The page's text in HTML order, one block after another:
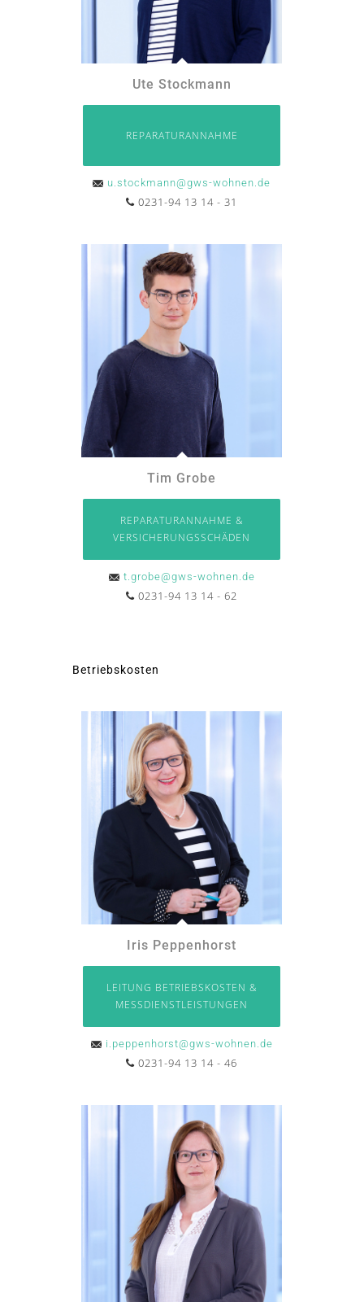
Ute Stockmann
REPARATURANNAHME
u.stockmann@gws-wohnen.de
0231-94 13 14 - 31
Tim Grobe
REPARATURANNAHME &
VERSICHERUNGSSCHÄDEN
t.grobe@gws-wohnen.de
0231-94 13 14 - 62
Betriebskosten
Iris Peppenhorst
LEITUNG BETRIEBSKOSTEN &
MESSDIENSTLEISTUNGEN
i.peppenhorst@gws-wohnen.de
0231-94 13 14 - 46